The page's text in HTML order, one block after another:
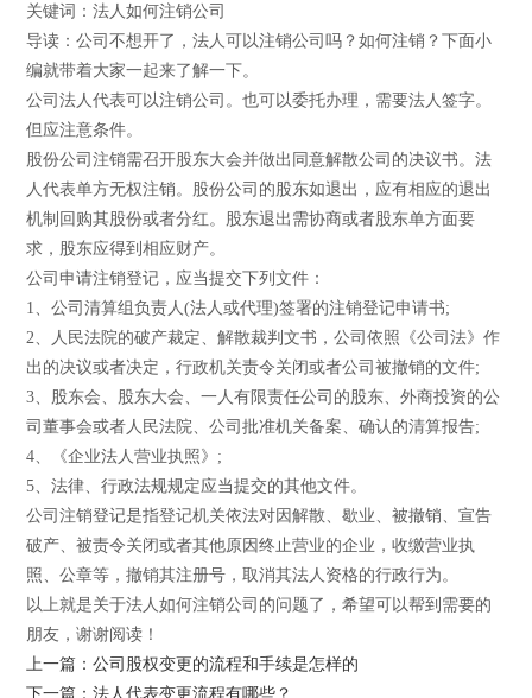
关键词：法人如何注销公司
导读：公司不想开了，法人可以注销公司吗？如何注销？下面小
编就带着大家一起来了解一下。
公司法人代表可以注销公司。也可以委托办理，需要法人签字。
但应注意条件。
股份公司注销需召开股东大会并做出同意解散公司的决议书。法
人代表单方无权注销。股份公司的股东如退出，应有相应的退出
机制回购其股份或者分红。股东退出需协商或者股东单方面要
求，股东应得到相应财产。
公司申请注销登记，应当提交下列文件：
1、公司清算组负责人(法人或代理)签署的注销登记申请书;
2、人民法院的破产裁定、解散裁判文书，公司依照《公司法》作
出的决议或者决定，行政机关责令关闭或者公司被撤销的文件;
3、股东会、股东大会、一人有限责任公司的股东、外商投资的公
司董事会或者人民法院、公司批准机关备案、确认的清算报告;
4、《企业法人营业执照》;
5、法律、行政法规规定应当提交的其他文件。
公司注销登记是指登记机关依法对因解散、歇业、被撤销、宣告
破产、被责令关闭或者其他原因终止营业的企业，收缴营业执
照、公章等，撤销其注册号，取消其法人资格的行政行为。
以上就是关于法人如何注销公司的问题了，希望可以帮到需要的
朋友，谢谢阅读！
上一篇：公司股权变更的流程和手续是怎样的
下一篇：法人代表变更流程有哪些？